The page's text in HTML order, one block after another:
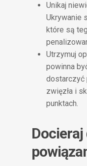
Unikaj
Ukrywanie
które są
Utrzymuj
powinna
dostarczyć
zwięzła i
punktach.
Docieraj